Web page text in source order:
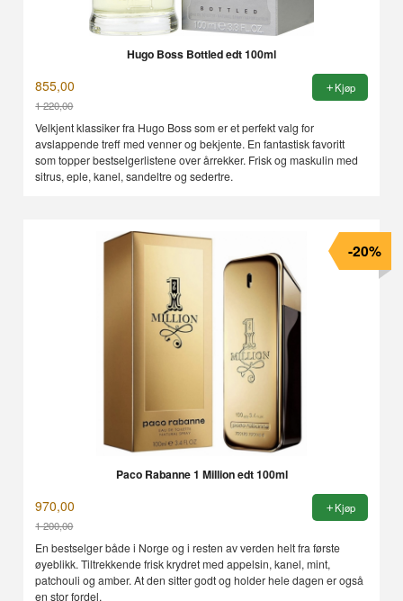
Hugo Boss Bottled edt 100ml
855,00
1 220,00
Rabatt
Kjøp
Velkjent klassiker fra Hugo Boss som er et perfekt valg for
avslappende treff med venner og bekjente. En fantastisk favoritt
som topper bestselgerlistene over årrekker. Frisk og maskulin med
sitrus, eple, kanel, sandeltre og sedertre.
Paco Rabanne 1 Million edt 100ml
970,00
1 200,00
Rabatt
-20%
Kjøp
En bestselger både i Norge og i resten av verden helt fra første
øyeblikk. Tiltrekkende frisk krydret med appelsin, kanel, mint,
patchouli og amber. At den sitter godt og holder hele dagen er også
en stor fordel.